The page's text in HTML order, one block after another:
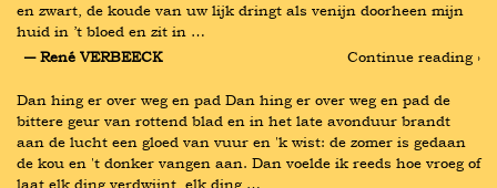
en zwart, de koude van uw lijk dringt als venijn doorheen mijn
huid in ’t bloed en zit in …
― René VERBEECK
Continue reading ›
Dan hing er over weg en pad Dan hing er over weg en pad de
bittere geur van rottend blad en in het late avonduur brandt
aan de lucht een gloed van vuur en 'k wist: de zomer is gedaan
de kou en 't donker vangen aan. Dan voelde ik reeds hoe vroeg of
laat elk ding verdwijnt, elk ding …